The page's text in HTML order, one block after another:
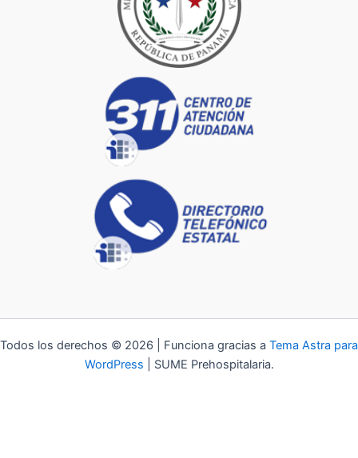
Todos los derechos © 2026 | Funciona gracias a Tema Astra para
WordPress | SUME Prehospitalaria.